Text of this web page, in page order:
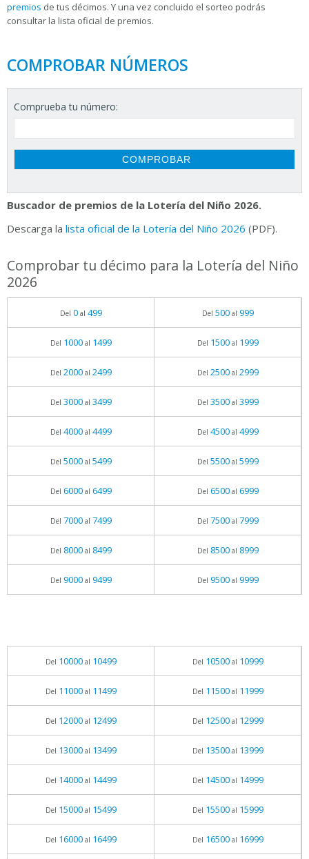
premios de tus décimos. Y una vez concluido el sorteo podrás
consultar la lista oficial de premios.
COMPROBAR NÚMEROS
Comprueba tu número:
Buscador de premios de la Lotería del Niño 2026.
Descarga la lista oficial de la Lotería del Niño 2026 (PDF).
Comprobar tu décimo para la Lotería del Niño
2026
Del 0al 499 Del 500al 999
Del 1000al 1499 Del 1500al 1999
Del 2000al 2499 Del 2500al 2999
Del 3000al 3499 Del 3500al 3999
Del 4000al 4499 Del 4500al 4999
Del 5000al 5499 Del 5500al 5999
Del 6000al 6499 Del 6500al 6999
Del 7000al 7499 Del 7500al 7999
Del 8000al 8499 Del 8500al 8999
Del 9000al 9499 Del 9500al 9999
Del 10000al 10499 Del 10500al 10999
Del 11000al 11499 Del 11500al 11999
Del 12000al 12499 Del 12500al 12999
Del 13000al 13499 Del 13500al 13999
Del 14000al 14499 Del 14500al 14999
Del 15000al 15499 Del 15500al 15999
Del 16000al 16499 Del 16500al 16999